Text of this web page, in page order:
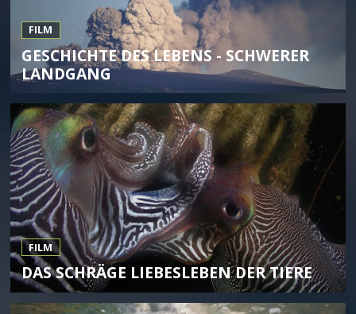
FILM
GESCHICHTE DES LEBENS - SCHWERER
LANDGANG
FILM
DAS SCHRÄGE LIEBESLEBEN DER TIERE